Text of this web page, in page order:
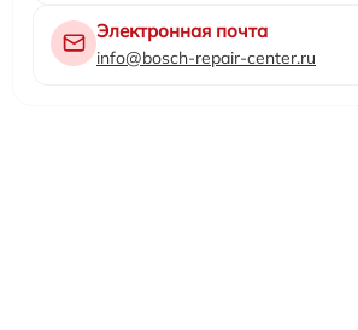
Электронная почта
info@bosch-repair-center.ru